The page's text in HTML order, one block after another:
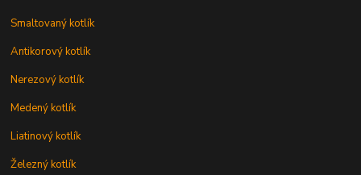
Smaltovaný kotlík
Antikorový kotlík
Nerezový kotlík
Medený kotlík
Liatinový kotlík
Železný kotlík